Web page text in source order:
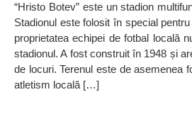
“Hristo Botev” este un stadion
Stadionul este folosit în special
proprietatea echipei de fotbal locală
stadionul. A fost construit în 1948 și
de locuri. Terenul este de asemenea
atletism locală […]